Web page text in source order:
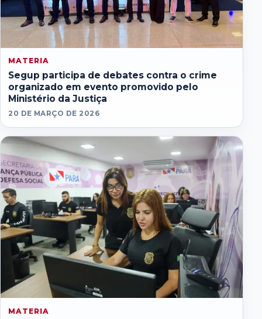
MATERIA
Segup participa de debates contra o crime
organizado em evento promovido pelo
Ministério da Justiça
20 DE MARÇO DE 2026
MATERIA